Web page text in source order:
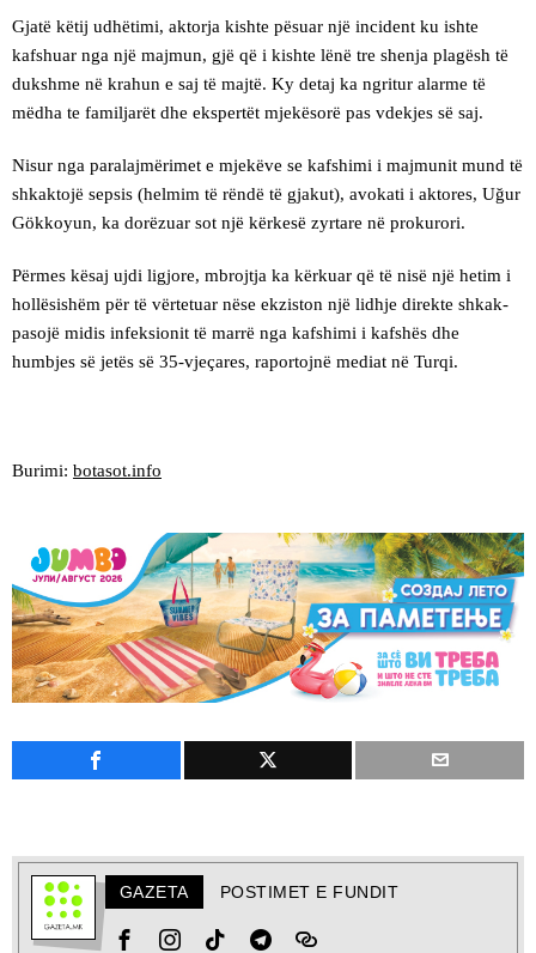
Gjatë këtij udhëtimi, aktorja kishte pësuar një incident ku ishte
kafshuar nga një majmun, gjë që i kishte lënë tre shenja plagësh të
dukshme në krahun e saj të majtë. Ky detaj ka ngritur alarme të
mëdha te familjarët dhe ekspertët mjekësorë pas vdekjes së saj.
Nisur nga paralajmërimet e mjekëve se kafshimi i majmunit mund të
shkaktojë sepsis (helmim të rëndë të gjakut), avokati i aktores, Uğur
Gökkoyun, ka dorëzuar sot një kërkesë zyrtare në prokurori.
Përmes kësaj ujdi ligjore, mbrojtja ka kërkuar që të nisë një hetim i
hollësishëm për të vërtetuar nëse ekziston një lidhje direkte shkak-
pasojë midis infeksionit të marrë nga kafshimi i kafshës dhe
humbjes së jetës së 35-vjeçares, raportojnë mediat në Turqi.
Burimi: botasot.info
GAZETA POSTIMET E FUNDIT